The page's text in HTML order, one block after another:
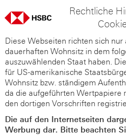
Rechtliche
Diese Webseiten richten sich nur
dauerhaften Wohnsitz in dem
auszuwählenden Staat haben.
für US-amerikanische
Wohnsitz bzw. ständigem
da die aufgeführten Wertpapiere
den dortigen Vorschriften
Die auf den Internetseiten
Werbung dar. Bitte beachten